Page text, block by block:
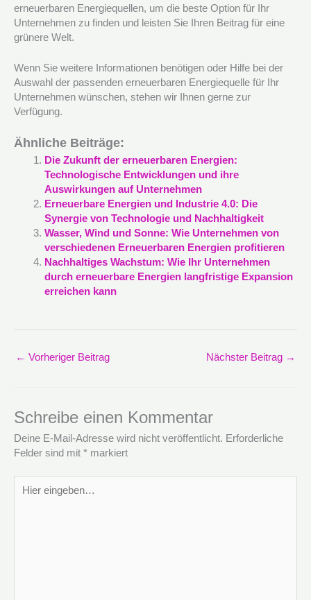
erneuerbaren Energiequellen, um die beste Option für Ihr
Unternehmen zu finden und leisten Sie Ihren Beitrag für eine
grünere Welt.
Wenn Sie weitere Informationen benötigen oder Hilfe bei der
Auswahl der passenden erneuerbaren Energiequelle für Ihr
Unternehmen wünschen, stehen wir Ihnen gerne zur
Verfügung.
Ähnliche Beiträge:
Die Zukunft der erneuerbaren Energien:
Technologische Entwicklungen und ihre
Auswirkungen auf Unternehmen
Erneuerbare Energien und Industrie 4.0: Die
Synergie von Technologie und Nachhaltigkeit
Wasser, Wind und Sonne: Wie Unternehmen von
verschiedenen Erneuerbaren Energien profitieren
Nachhaltiges Wachstum: Wie Ihr Unternehmen
durch erneuerbare Energien langfristige Expansion
erreichen kann
← Vorheriger Beitrag Nächster Beitrag →
Schreibe einen Kommentar
Deine E-Mail-Adresse wird nicht veröffentlicht. Erforderliche
Felder sind mit * markiert
eingeben…